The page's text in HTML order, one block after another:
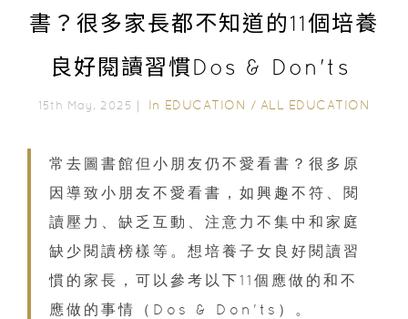
書？很多家長都不知道的11個培養
良好閱讀習慣Dos & Don'ts
15th May, 2025｜ In EDUCATION / ALL EDUCATION
常去圖書館但小朋友仍不愛看書？很多原
因導致小朋友不愛看書，如興趣不符、閱
讀壓力、缺乏互動、注意力不集中和家庭
缺少閱讀榜樣等。想培養子女良好閱讀習
慣的家長，可以參考以下11個應做的和不
應做的事情（Dos & Don'ts）。